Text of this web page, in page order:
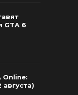
GTA 6
Online: